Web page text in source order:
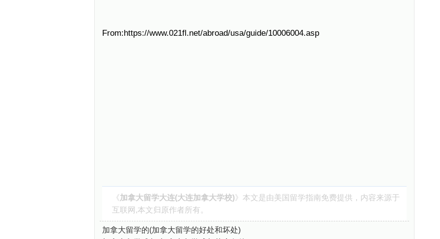
From:https://www.021fl.net/abroad/usa/guide/10006004.asp
《加拿大留学大连(大连加拿大学校)》本文是由美国留学指南免费提供，内容来源于
互联网,本文归原作者所有。
加拿大留学的(加拿大留学的好处和坏处)